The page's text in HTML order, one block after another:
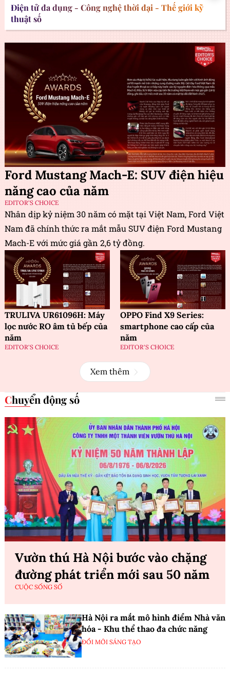
Điện tử đa dụng - Công nghệ thời đại - Thế giới kỹ
thuật số
Ford Mustang Mach-E: SUV điện hiệu
năng cao của năm
EDITOR'S CHOICE
Nhân dịp kỷ niệm 30 năm có mặt tại Việt Nam, Ford Việt
Nam đã chính thức ra mắt mẫu SUV điện Ford Mustang
Mach-E với mức giá gần 2,6 tỷ đồng.
TRULIVA UR61096H: Máy
lọc nước RO âm tủ bếp của
năm
EDITOR'S CHOICE
OPPO Find X9 Series:
smartphone cao cấp của
năm
EDITOR'S CHOICE
Xem thêm
Chuyển động số
Vườn thú Hà Nội bước vào chặng
đường phát triển mới sau 50 năm
CUỘC SỐNG SỐ
Hà Nội ra mắt mô hình điểm Nhà văn
hóa - Khu thể thao đa chức năng
ĐỔI MỚI SÁNG TẠO